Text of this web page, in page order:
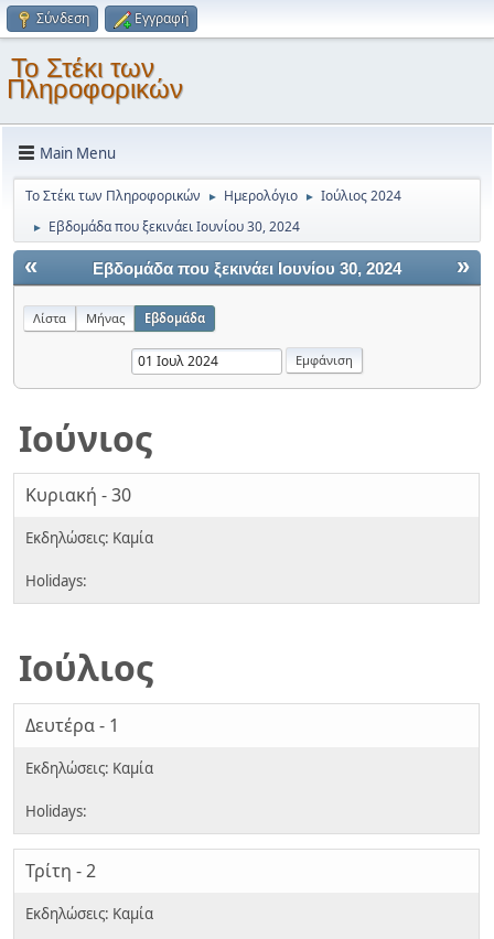
Σύνδεση Εγγραφή
Το Στέκι των
Πληροφορικών
Main Menu
Το Στέκι των Πληροφορικών ► Ημερολόγιο ► Ιούλιος 2024
► Εβδομάδα που ξεκινάει Ιουνίου 30, 2024
« »
Εβδομάδα που ξεκινάει Ιουνίου 30, 2024
Λίστα Μήνας Εβδομάδα
Ιούνιος
Κυριακή - 30
Ιούλιος
Δευτέρα - 1
Τρίτη - 2